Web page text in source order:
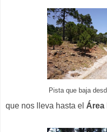
Pista que baja
que nos lleva hasta el Área